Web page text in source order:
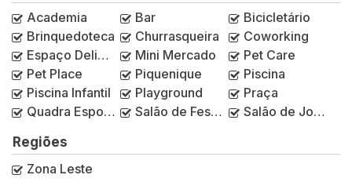
Academia
Bar
Bicicletário
Brinquedoteca
Churrasqueira
Coworking
Espaço Delivery
Mini Mercado
Pet Care
Pet Place
Piquenique
Piscina
Piscina Infantil
Playground
Praça
Quadra Esportiva
Salão de Festas
Salão de Jogos
Regiões
Zona Leste